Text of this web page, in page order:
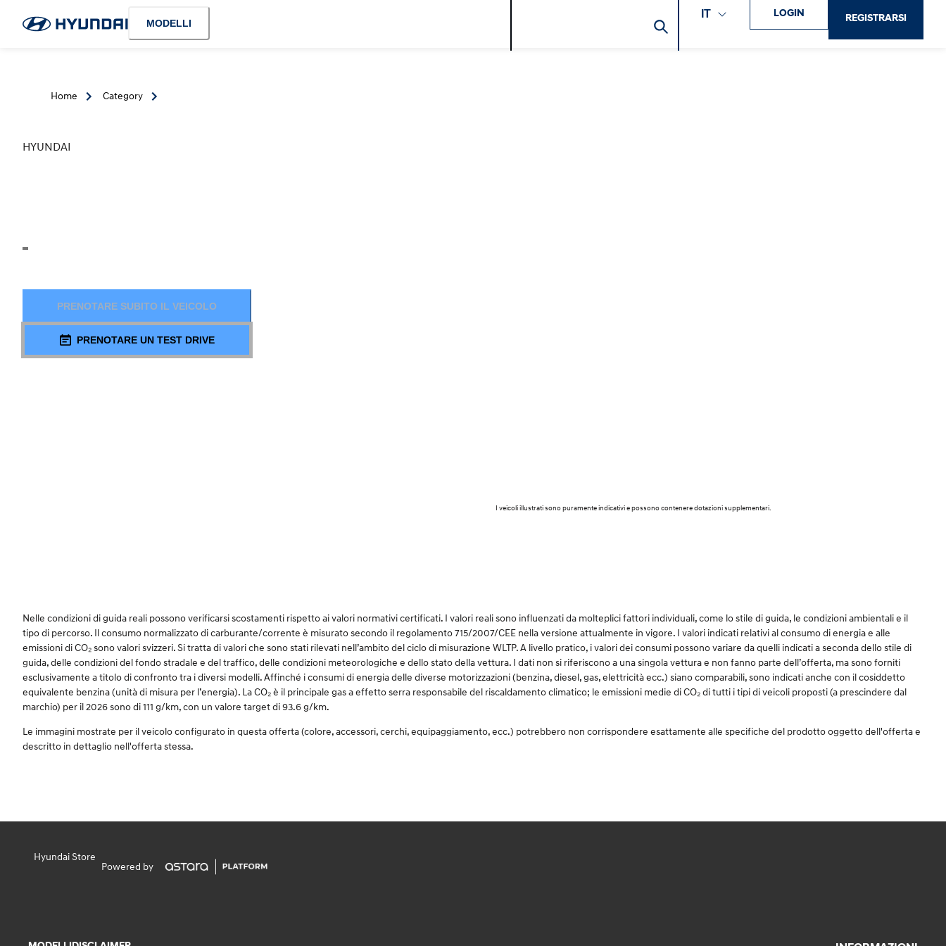
MODELLI
IT LOGIN REGISTRARSI
Home Category
HYUNDAI
PRENOTARE SUBITO IL VEICOLO
PRENOTARE UN TEST DRIVE
I veicoli illustrati sono puramente indicativi e possono contenere dotazioni supplementari.
Nelle condizioni di guida reali possono verificarsi scostamenti rispetto ai valori normativi certificati. I valori reali sono influenzati da molteplici fattori individuali, come lo stile di guida, le condizioni ambientali e il
tipo di percorso. Il consumo normalizzato di carburante/corrente è misurato secondo il regolamento 715/2007/CEE nella versione attualmente in vigore. I valori indicati relativi al consumo di energia e alle
emissioni di CO₂ sono valori svizzeri. Si tratta di valori che sono stati rilevati nell’ambito del ciclo di misurazione WLTP. A livello pratico, i valori dei consumi possono variare da quelli indicati a seconda dello stile di
guida, delle condizioni del fondo stradale e del traffico, delle condizioni meteorologiche e dello stato della vettura. I dati non si riferiscono a una singola vettura e non fanno parte dell’offerta, ma sono forniti
esclusivamente a titolo di confronto tra i diversi modelli. Affinché i consumi di energia delle diverse motorizzazioni (benzina, diesel, gas, elettricità ecc.) siano comparabili, sono indicati anche con il cosiddetto
equivalente benzina (unità di misura per l’energia). La CO₂ è il principale gas a effetto serra responsabile del riscaldamento climatico; le emissioni medie di CO₂ di tutti i tipi di veicoli proposti (a prescindere dal
marchio) per il 2026 sono di 111 g/km, con un valore target di 93.6 g/km.
Le immagini mostrate per il veicolo configurato in questa offerta (colore, accessori, cerchi, equipaggiamento, ecc.) potrebbero non corrispondere esattamente alle specifiche del prodotto oggetto dell'offerta e
descritto in dettaglio nell'offerta stessa.
Hyundai Store
Powered by